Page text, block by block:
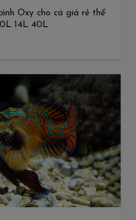
Oxy cho cá giá rẻ thể
14L 40L